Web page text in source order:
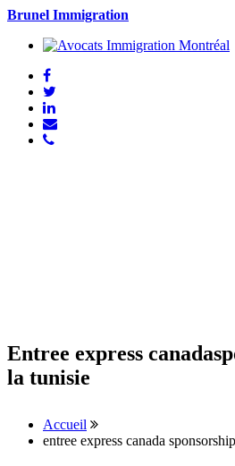
Brunel Immigration
Entree express
la tunisie
Accueil
entree express canada sponsorship